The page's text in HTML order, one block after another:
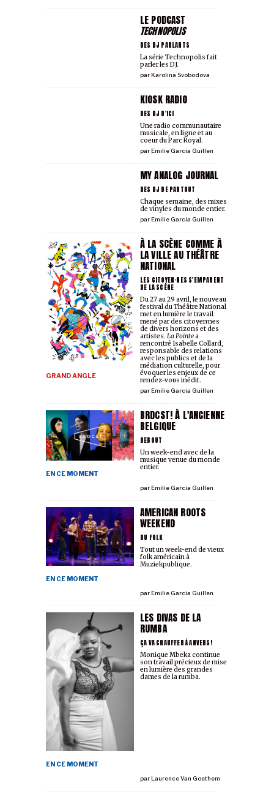
LE PODCAST
TECHNOPOLIS
DES DJ PARLANTS
parKarolina Svobodova
La série Technopolis fait
parler les DJ.
KIOSK RADIO
DES DJ D'ICI
parEmilie Garcia Guillen
Une radio communautaire
musicale, en ligne et au
coeur du Parc Royal.
MY ANALOG JOURNAL
DES DJ DE PARTOUT
parEmilie Garcia Guillen
Chaque semaine, des mixes
de vinyles du monde entier.
À LA SCÈNE COMME À
LA VILLE AU THÉÂTRE
NATIONAL
LES CITOYEN·NES S'EMPARENT
DE LA SCÈNE
GRAND ANGLE
parEmilie Garcia Guillen
Du 27 au 29 avril, le nouveau
festival du Théâtre National
met en lumière le travail
mené par des citoyen·nes
de divers horizons et des
artistes. La Pointea
rencontré Isabelle Collard,
responsable des relations
avec les publics et de la
médiation culturelle, pour
évoquer les enjeux de ce
rendez-vous inédit.
BRDCST! À L'ANCIENNE
BELGIQUE
DEBOUT
EN CE MOMENT
par Emilie Garcia Guillen
Un week-end avec de la
musique venue du monde
entier.
AMERICAN ROOTS
WEEKEND
DU FOLK
EN CE MOMENT
parEmilie Garcia Guillen
Tout un week-end de vieux
folk américain à
Muziekpublique.
LES DIVAS DE LA
RUMBA
ÇA VA CHAUFFER À ANVERS!
EN CE MOMENT
parLaurence Van Goethem
Monique Mbeka continue
son travail précieux de mise
en lumière des grandes
dames de la rumba.